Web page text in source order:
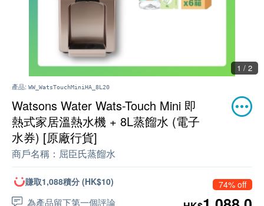
1 / 2
產品: WW_WatsTouchMiniHA_8L20
Watsons Water Wats-Touch Mini 即
熱式家居溫熱水機 + 8L蒸餾水 (電子
水券) [原廠行貨]
商戶名稱： 屈臣氏蒸餾水
賺取1,088積分 (HK$10)
為產品留下第一個評論
74% off